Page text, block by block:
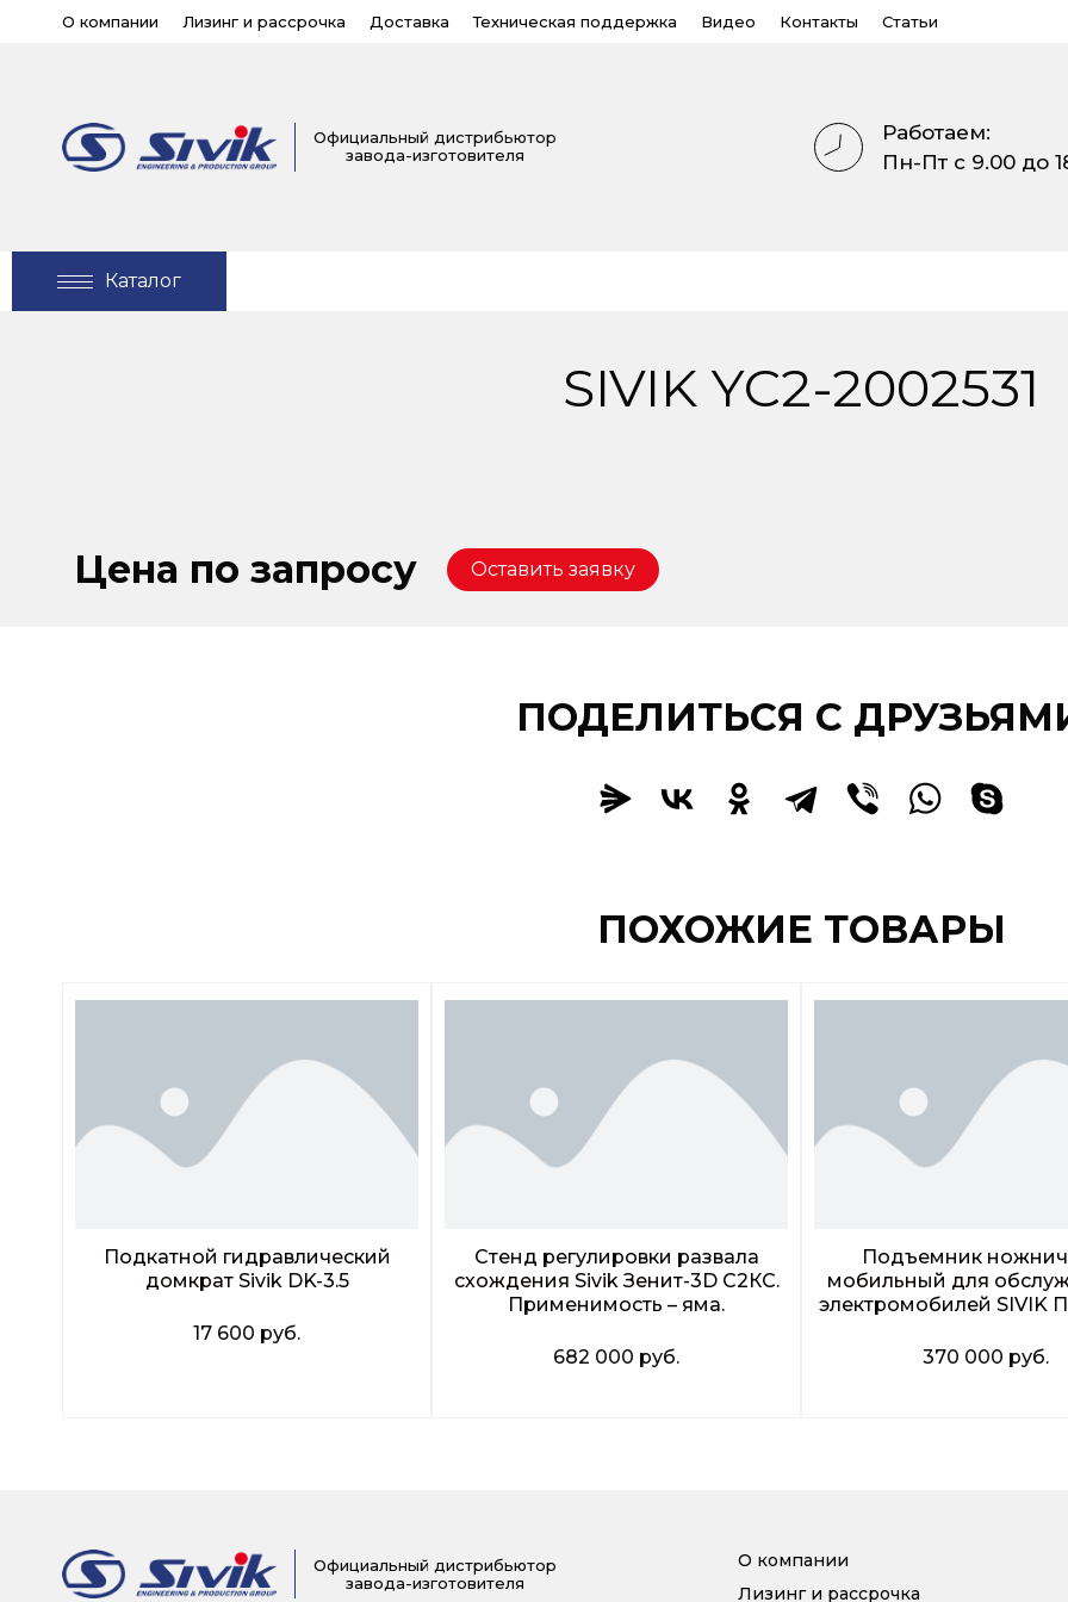
О компании Лизинг и рассрочка Доставка Техническая поддержка Видео Контакты Статьи
Официальный дистрибьютор
завода-изготовителя
Работаем:
Пн-Пт с 9.00 до
Каталог
SIVIK YC2-2002531
Цена по запросу Оставить заявку
ПОДЕЛИТЬСЯ С
ПОХОЖИЕ ТОВАРЫ
Подкатной гидравлический
домкрат Sivik DK-3.5
17 600 руб.
Стенд регулировки развала
схождения Sivik Зенит-3D С2КС.
Применимость – яма.
682 000 руб.
Подъемник
мобильный для
электромобилей SIVIK
370 000 руб.
Официальный дистрибьютор
завода-изготовителя
О компании
Лизинг и рассрочка
Заказать звонок
Оставить заявку
Заказать